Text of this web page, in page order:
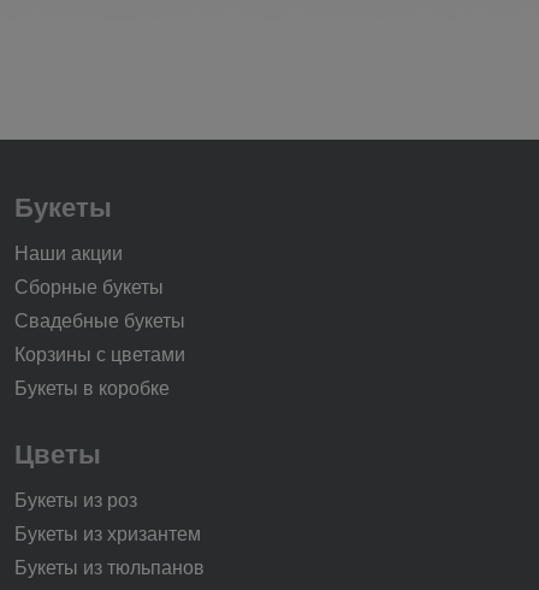
Букеты
Наши акции
Сборные букеты
Свадебные букеты
Корзины с цветами
Букеты в коробке
Цветы
Букеты из роз
Букеты из хризантем
Букеты из тюльпанов